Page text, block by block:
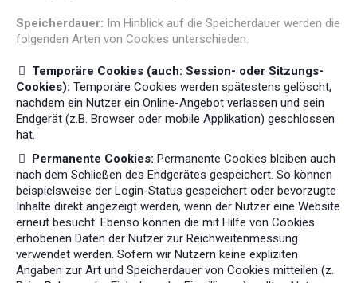
Speicherdauer: Im Hinblick auf die Speicherdauer werden die
folgenden Arten von Cookies unterschieden:
Temporäre Cookies (auch: Session- oder Sitzungs-
Cookies): Temporäre Cookies werden spätestens gelöscht,
nachdem ein Nutzer ein Online-Angebot verlassen und sein
Endgerät (z.B. Browser oder mobile Applikation) geschlossen
hat.
Permanente Cookies: Permanente Cookies bleiben auch
nach dem Schließen des Endgerätes gespeichert. So können
beispielsweise der Login-Status gespeichert oder bevorzugte
Inhalte direkt angezeigt werden, wenn der Nutzer eine Website
erneut besucht. Ebenso können die mit Hilfe von Cookies
erhobenen Daten der Nutzer zur Reichweitenmessung
verwendet werden. Sofern wir Nutzern keine expliziten
Angaben zur Art und Speicherdauer von Cookies mitteilen (z.